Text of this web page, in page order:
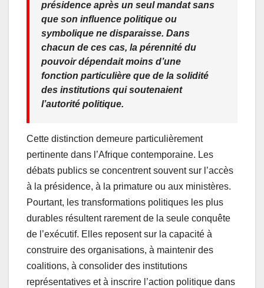
présidence après un seul mandat sans
que son influence politique ou
symbolique ne disparaisse. Dans
chacun de ces cas, la pérennité du
pouvoir dépendait moins d’une
fonction particulière que de la solidité
des institutions qui soutenaient
l’autorité politique.
Cette distinction demeure particulièrement
pertinente dans l’Afrique contemporaine. Les
débats publics se concentrent souvent sur l’accès
à la présidence, à la primature ou aux ministères.
Pourtant, les transformations politiques les plus
durables résultent rarement de la seule conquête
de l’exécutif. Elles reposent sur la capacité à
construire des organisations, à maintenir des
coalitions, à consolider des institutions
représentatives et à inscrire l’action politique dans